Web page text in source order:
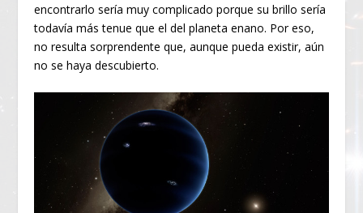
encontrarlo sería muy complicado porque su brillo sería
todavía más tenue que el del planeta enano. Por eso,
no resulta sorprendente que, aunque pueda existir, aún
no se haya descubierto.